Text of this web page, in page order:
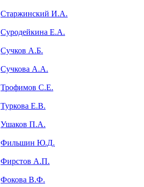
Старжинский И.А.
Суродейкина Е.А.
Сучков А.Б.
Сучкова А.А.
Трофимов С.Е.
Туркова Е.В.
Ушаков П.А.
Фильшин Ю.Д.
Фирстов А.П.
Фокова В.Ф.